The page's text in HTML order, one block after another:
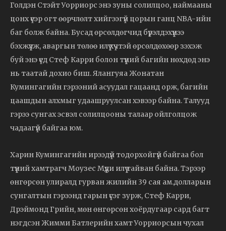
Голдэн Стэйт Уорриорс энэ зуны солилцоо, наймааны
цонх үеэр огт өөрчлөлт хийгээгүй цорын ганц NBA-ийн
баг болж байна. Бусад өрсөлдөгчид бүрэлдэхүүнээ
бэхжүүлж, аваргын төлөө илүү хүчтэй өрсөлдөхөөр зэхэж
буй энэ үед Стеф Карри болон түүний багийн нөхдөд энэ
нь таатай дохио биш. Ялангуяа Жонатан
Кумингагийн гэрээний асуудал гацаанд орж, багийн
цаашдын алхмыг удаашруулсан хэвээр байна. Талууд
гэрээ сунгах эсвэл солилцооны талаар ойлголцож
чадаагүй байгаа юм.
Харин Кумингагийн ирээдүй тодорхойгүй байгаа бол
түүний хамтрагч Моузес Мүүди илүү тайван байна. Тэрээр
өнгөрсөн улиралд гурван жилийн 39 сая ам.долларын
сунгалтын гэрээнд гарын үсэг зурж, Стеф Карри,
Дрэймонд Грийн, мөн өнгөрсөн хоёрдугаар сард багт
нэгдсэн Жимми Батлерийн хамт Уорриорсын чухал